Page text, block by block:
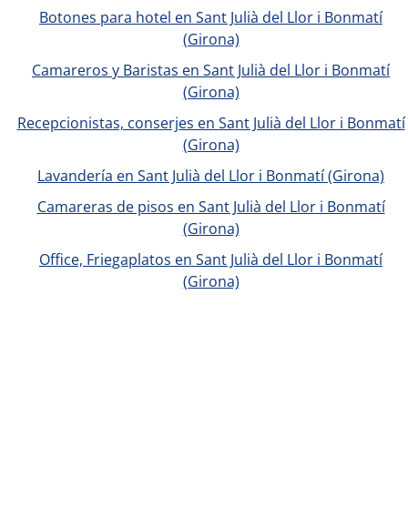
Botones para hotel en Sant Julià del Llor i Bonmatí
(Girona)
Camareros y Baristas en Sant Julià del Llor i Bonmatí
(Girona)
Recepcionistas, conserjes en Sant Julià del Llor i Bonmatí
(Girona)
Lavandería en Sant Julià del Llor i Bonmatí (Girona)
Camareras de pisos en Sant Julià del Llor i Bonmatí
(Girona)
Office, Friegaplatos en Sant Julià del Llor i Bonmatí
(Girona)